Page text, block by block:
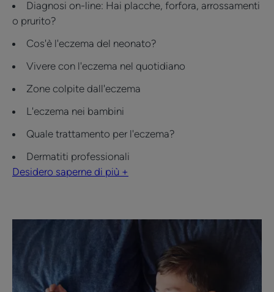
Diagnosi on-line: Hai placche, forfora, arrossamenti
o prurito?
Cos'è l'eczema del neonato?
Vivere con l'eczema nel quotidiano
Zone colpite dall'eczema
L'eczema nei bambini
Quale trattamento per l'eczema?
Dermatiti professionali
Desidero saperne di più +